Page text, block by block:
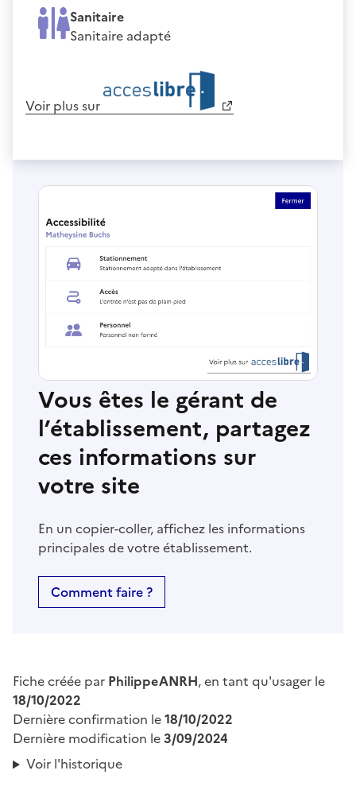
Sanitaire
Sanitaire adapté
Voir plus sur
Vous êtes le gérant de
l’établissement, partagez
ces informations sur
votre site
En un copier-coller, affichez les informations
principales de votre établissement.
Comment faire ?
Fiche créée par PhilippeANRH, en tant qu'usager le
18/10/2022
Dernière confirmation le18/10/2022
Dernière modification le3/09/2024
Voir l'historique